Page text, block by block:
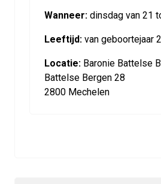
Wanneer: dinsdag van 21
Leeftijd: van geboortejaar
Locatie: Baronie Battelse
Battelse Bergen 28
2800 Mechelen